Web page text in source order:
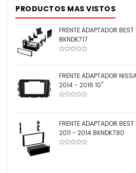
PRODUCTOS MAS VISTOS
FRENTE ADAPTADOR
BKNDK717
FRENTE ADAPTADOR
2014 - 2016 10''
FRENTE ADAPTADOR
2011 - 2014 BKNDK780